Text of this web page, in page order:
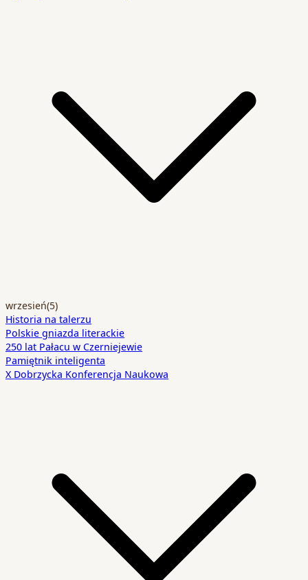
wrzesień(5)
Historia na talerzu
Polskie gniazda literackie
250 lat Pałacu w Czerniejewie
Pamiętnik inteligenta
X Dobrzycka Konferencja Naukowa